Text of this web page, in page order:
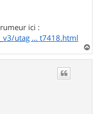
ici :
utag ... t7418.html
a